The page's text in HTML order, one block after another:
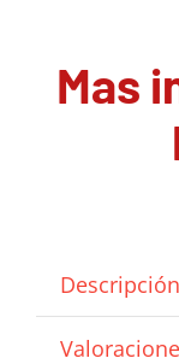
Mas
Descripción